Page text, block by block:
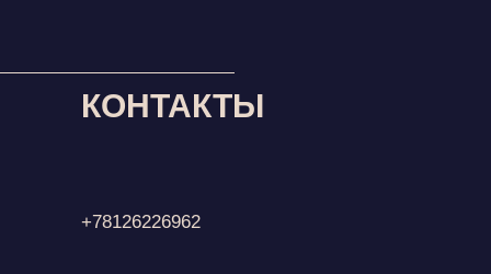
КОНТАКТЫ
+78126226962